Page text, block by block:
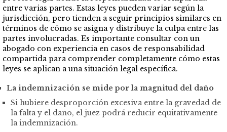
entre varias partes. Estas leyes pueden variar según la
jurisdicción, pero tienden a seguir principios similares en
términos de cómo se asigna y distribuye la culpa entre las
partes involucradas. Es importante consultar con un
abogado con experiencia en casos de responsabilidad
compartida para comprender completamente cómo estas
leyes se aplican a una situación legal específica.
La indemnización se mide por la magnitud del daño
Si hubiere desproporción excesiva entre la gravedad de
la falta y el daño, el juez podrá reducir equitativamente
la indemnización.